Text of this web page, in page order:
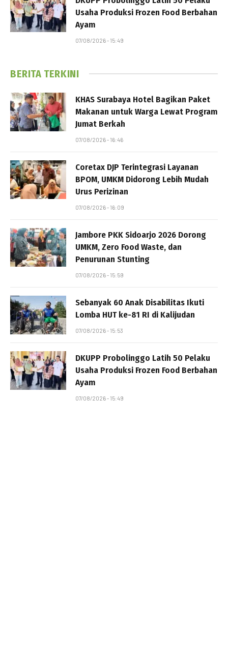
Usaha Produksi Frozen Food Berbahan
Ayam
07/08/2026 - 15:49
BERITA TERKINI
KHAS Surabaya Hotel Bagikan Paket
Makanan untuk Warga Lewat Program
Jumat Berkah
07/08/2026 - 16:46
Coretax DJP Terintegrasi Layanan
BPOM, UMKM Didorong Lebih Mudah
Urus Perizinan
07/08/2026 - 16:09
Jambore PKK Sidoarjo 2026 Dorong
UMKM, Zero Food Waste, dan
Penurunan Stunting
07/08/2026 - 15:59
Sebanyak 60 Anak Disabilitas Ikuti
Lomba HUT ke-81 RI di Kalijudan
07/08/2026 - 15:53
DKUPP Probolinggo Latih 50 Pelaku
Usaha Produksi Frozen Food Berbahan
Ayam
07/08/2026 - 15:49